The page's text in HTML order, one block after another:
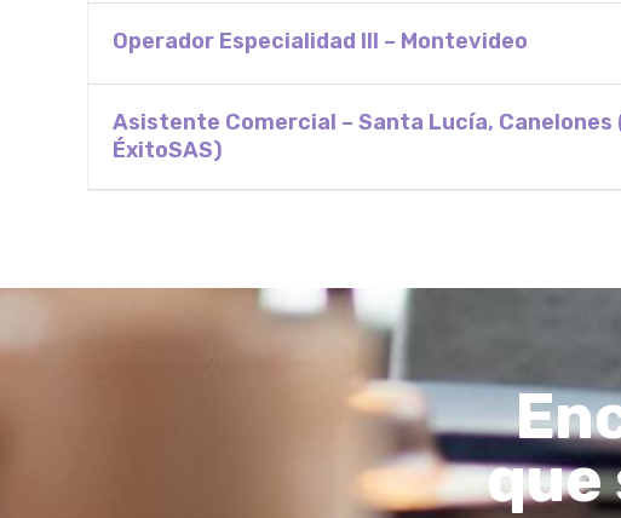
Operador Especialidad III – Montevideo
Asistente Comercial – Santa Lucía,
ÉxitoSAS)
que